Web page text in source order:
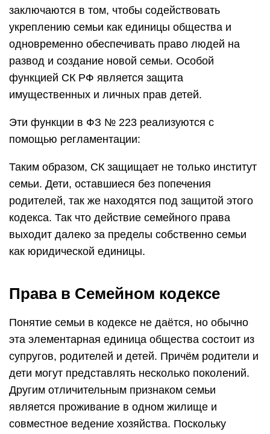
заключаются в том, чтобы содействовать
укреплению семьи как единицы общества и
одновременно обеспечивать право людей на
развод и создание новой семьи. Особой
функцией СК РФ является защита
имущественных и личных прав детей.
Эти функции в ФЗ № 223 реализуются с
помощью регламентации:
Таким образом, СК защищает не только институт
семьи. Дети, оставшиеся без попечения
родителей, так же находятся под защитой этого
кодекса. Так что действие семейного права
выходит далеко за пределы собственно семьи
как юридической единицы.
Права в Семейном кодексе
Понятие семьи в кодексе не даётся, но обычно
эта элементарная единица общества состоит из
супругов, родителей и детей. Причём родители и
дети могут представлять несколько поколений.
Другим отличительным признаком семьи
является проживание в одном жилище и
совместное ведение хозяйства. Поскольку